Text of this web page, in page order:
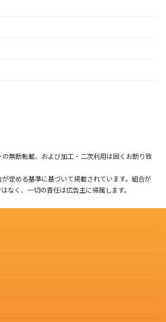
無断転載、および加工・二次利用は固くお断り致
定める基準に基づいて掲載されています。組合が
なく、一切の責任は広告主に帰属します。